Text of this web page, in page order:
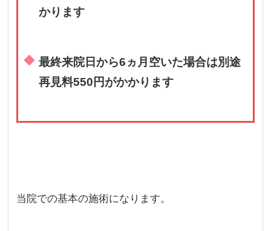
かります
最終来院日から6ヵ月空いた場合は別途
再見料550円がかかります
当院での基本の施術になります。